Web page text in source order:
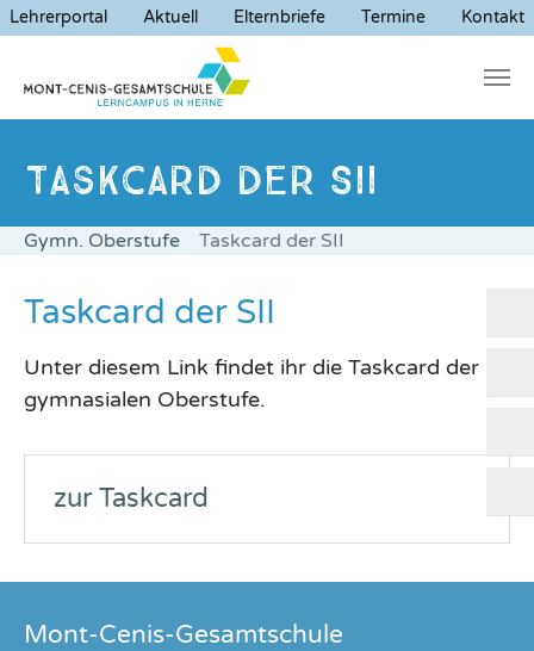
Lehrerportal Aktuell Elternbriefe Termine Kontakt
Sie sind hier:
Gymn. Oberstufe Taskcard der SII
Taskcard der SII
Unter diesem Link findet ihr die Taskcard der
gymnasialen Oberstufe.
zur Taskcard
Mont-Cenis-Gesamtschule